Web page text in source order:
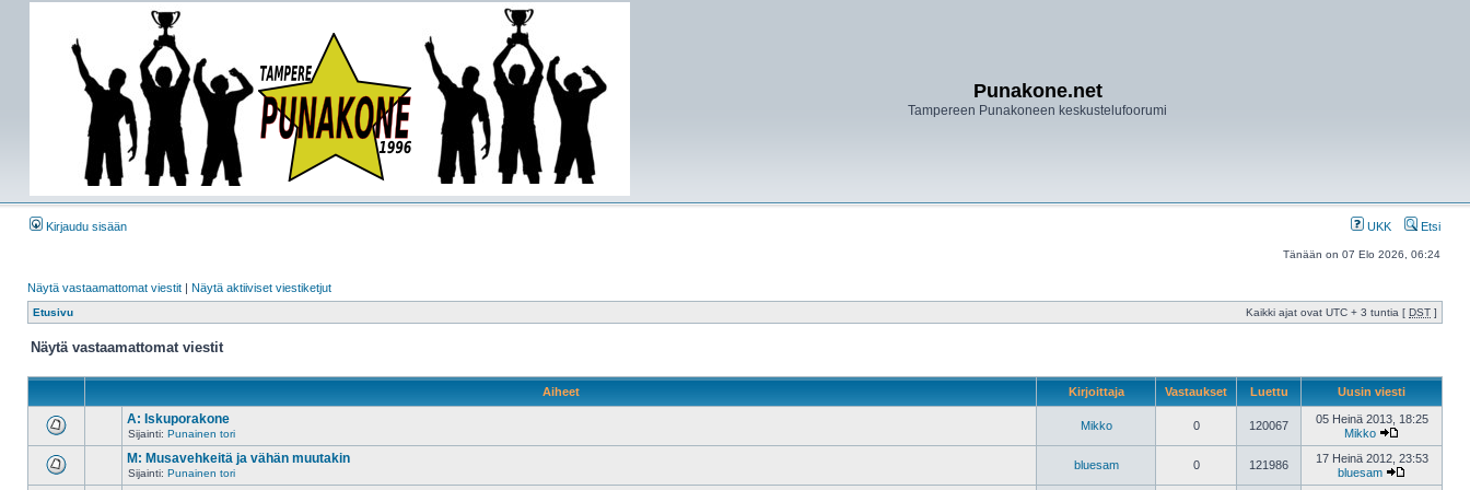
Punakone.net
Tampereen Punakoneen keskustelufoorumi
Kirjaudu sisään UKK Etsi
Tänään on 07 Elo 2026, 06:24
Näytä vastaamattomat viestit | Näytä aktiiviset viestiketjut
Etusivu Kaikki ajat ovat UTC + 3 tuntia [ DST ]
Näytä vastaamattomat viestit
Aiheet Kirjoittaja Vastaukset Luettu Uusin viesti
A: Iskuporakone
Sijainti: Punainen tori
Mikko 0 120067
05 Heinä 2013, 18:25
Mikko
M: Musavehkeitä ja vähän muutakin
Sijainti: Punainen tori
bluesam 0 121986
17 Heinä 2012, 23:53
bluesam